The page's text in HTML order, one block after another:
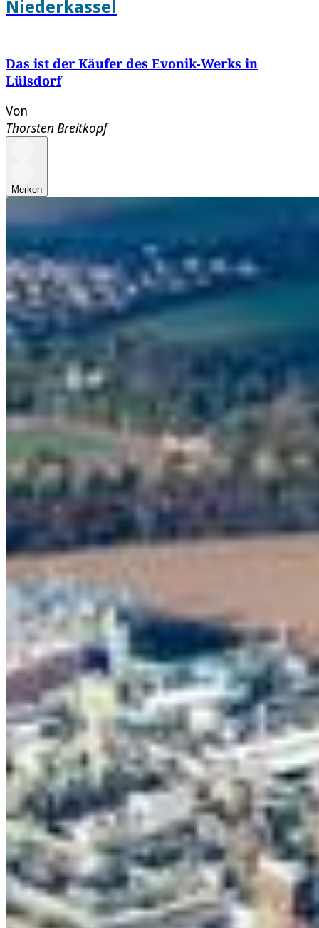
Niederkassel
Das ist der Käufer des Evonik-Werks in
Lülsdorf
Von
Thorsten Breitkopf
Merken